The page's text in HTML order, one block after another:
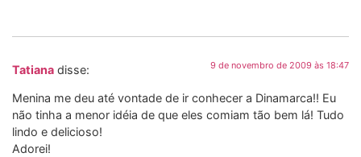
Tatiana disse: 9 de novembro de 2009 às 18:47
Menina me deu até vontade de ir conhecer a Dinamarca!! Eu
não tinha a menor idéia de que eles comiam tão bem lá! Tudo
lindo e delicioso!
Adorei!